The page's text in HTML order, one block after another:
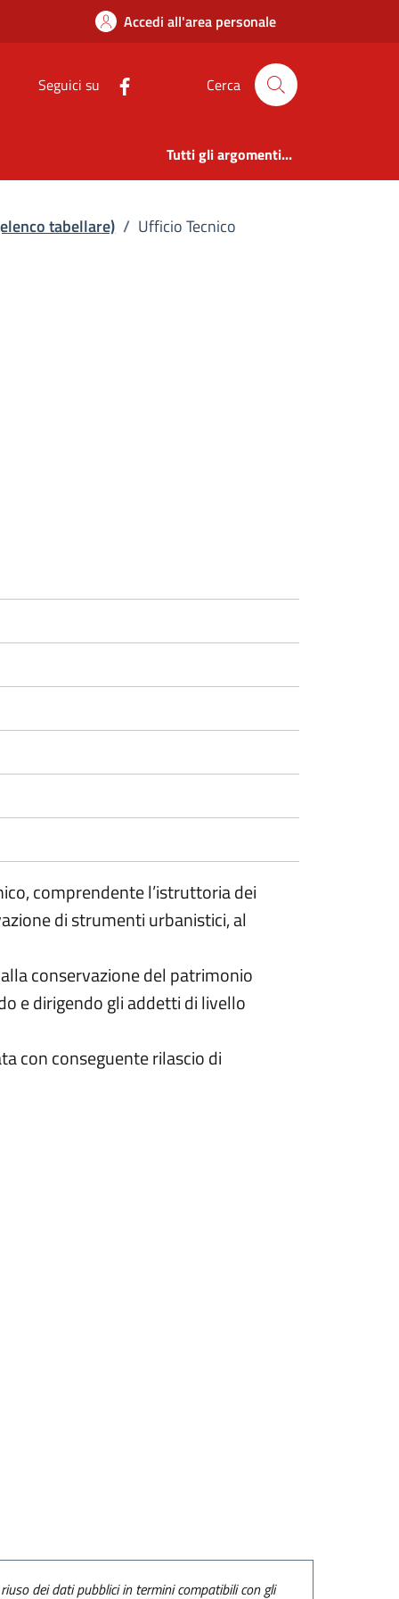
tabellare)
Accedi all'area personale
Seguici su Cerca
Tutti gli argomenti...
tabellare) / Ufficio Tecnico
comprendente l’istruttoria dei
di strumenti urbanistici, al
conservazione del patrimonio
e dirigendo gli addetti di livello
con conseguente rilascio di
dei dati pubblici in termini compatibili con gli